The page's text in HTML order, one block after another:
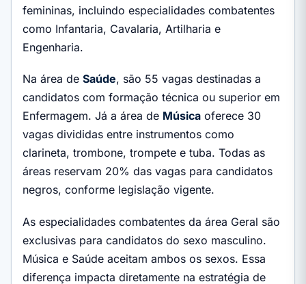
femininas, incluindo especialidades combatentes
como Infantaria, Cavalaria, Artilharia e
Engenharia.
Na área de Saúde, são 55 vagas destinadas a
candidatos com formação técnica ou superior em
Enfermagem. Já a área de Música oferece 30
vagas divididas entre instrumentos como
clarineta, trombone, trompete e tuba. Todas as
áreas reservam 20% das vagas para candidatos
negros, conforme legislação vigente.
As especialidades combatentes da área Geral são
exclusivas para candidatos do sexo masculino.
Música e Saúde aceitam ambos os sexos. Essa
diferença impacta diretamente na estratégia de